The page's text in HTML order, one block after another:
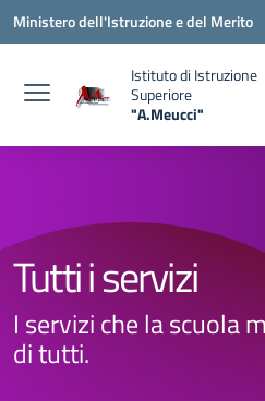
Vai ai contenuti
Vai al menu di navigazione
Vai al footer
Ministero dell'Istruzione e del Merito
Istituto di Istruzione
Superiore
"A.Meucci"
Tutti i servizi
I servizi che la scuola
di tutti.